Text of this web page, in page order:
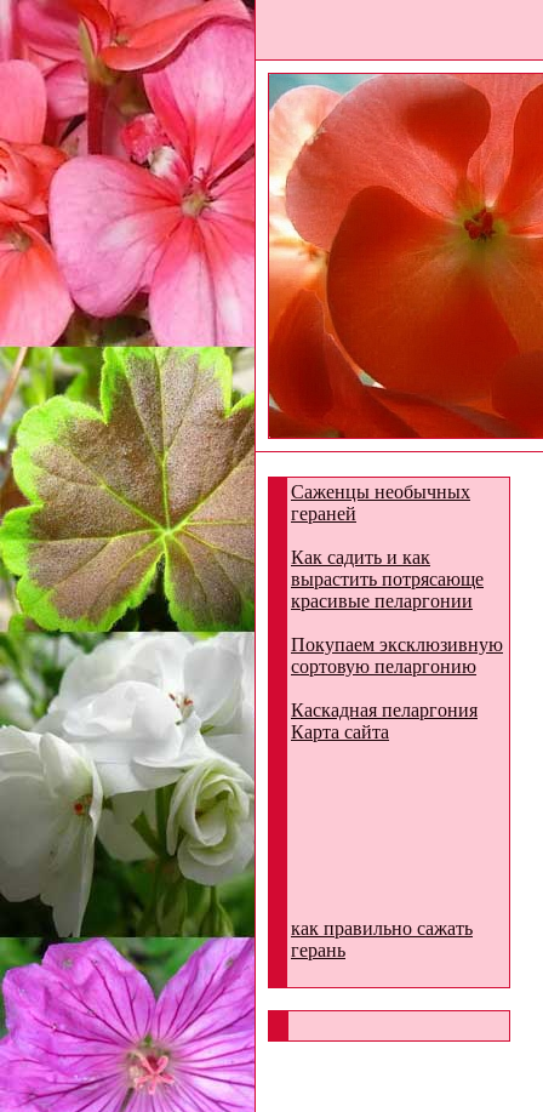
Саженцы необычных
гераней
Как садить и как
вырастить потрясающе
красивые пеларгонии
Покупаем эксклюзивную
сортовую пеларгонию
Каскадная пеларгония
Карта сайта
как правильно сажать
герань